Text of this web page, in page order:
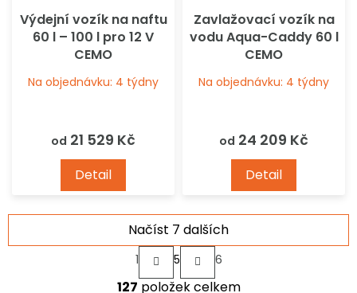
Výdejní vozík na naftu
60 l – 100 l pro 12 V
CEMO
Na objednávku: 4 týdny
od 21 529 Kč
Detail
Zavlažovací vozík na
vodu Aqua-Caddy 60 l
CEMO
Na objednávku: 4 týdny
od 24 209 Kč
Detail
O
Načíst 7 dalších
S
t
r
1 5 6
127 položek celkem